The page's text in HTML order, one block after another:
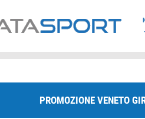
PROMOZIONE VENETO